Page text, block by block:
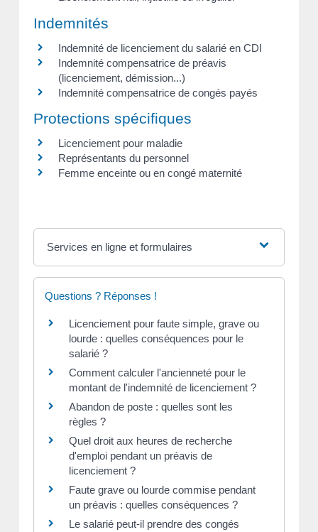
Indemnités
Indemnité de licenciement du salarié en CDI
Indemnité compensatrice de préavis
(licenciement, démission...)
Indemnité compensatrice de congés payés
Protections spécifiques
Licenciement pour maladie
Représentants du personnel
Femme enceinte ou en congé maternité
Services en ligne et formulaires
Questions ? Réponses !
Licenciement pour faute simple, grave ou
lourde : quelles conséquences pour le
salarié ?
Comment calculer l'ancienneté pour le
montant de l'indemnité de licenciement ?
Abandon de poste : quelles sont les
règles ?
Quel droit aux heures de recherche
d'emploi pendant un préavis de
licenciement ?
Faute grave ou lourde commise pendant
un préavis : quelles conséquences ?
Le salarié peut-il prendre des congés